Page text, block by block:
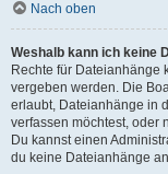
Nach oben
Weshalb kann ich keine
Rechte für Dateianhänge
vergeben werden. Die
erlaubt, Dateianhänge in
verfassen möchtest, oder
Du kannst einen
du keine Dateianhänge